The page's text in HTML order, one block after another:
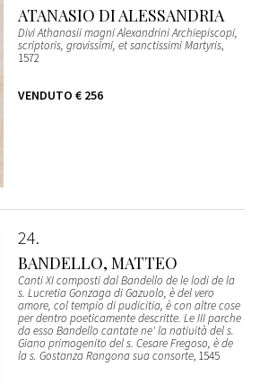
ATANASIO DI ALESSANDRIA
Divi Athanasii magni Alexandrini Archiepiscopi,
scriptoris, gravissimi, et sanctissimi Martyris,
1572
VENDUTO € 256
24
BANDELLO, MATTEO
Canti XI composti dal Bandello de le lodi de la
s. Lucretia Gonzaga di Gazuolo, è del vero
amore, col tempio di pudicitia, è con altre cose
per dentro poeticamente descritte. Le III parche
da esso Bandello cantate ne' la natiuità del s.
Giano primogenito del s. Cesare Fregoso, è de
la s. Gostanza Rangona sua consorte, 1545